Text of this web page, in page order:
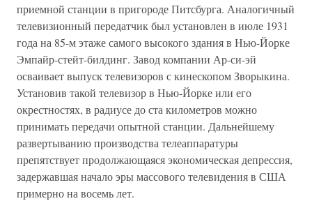
приемной станции в пригороде Питсбурга. Аналогичный
телевизионный передатчик был установлен в июле 1931
года на 85-м этаже самого высокого здания в Нью-Йорке
Эмпайр-стейт-билдинг. Завод компании Ар-си-эй
осваивает выпуск телевизоров с кинескопом Зворыкина.
Установив такой телевизор в Нью-Йорке или его
окрестностях, в радиусе до ста километров можно
принимать передачи опытной станции. Дальнейшему
развертыванию производства телеаппаратуры
препятствует продолжающаяся экономическая депрессия,
задержавшая начало эры массового телевидения в США
примерно на восемь лет.